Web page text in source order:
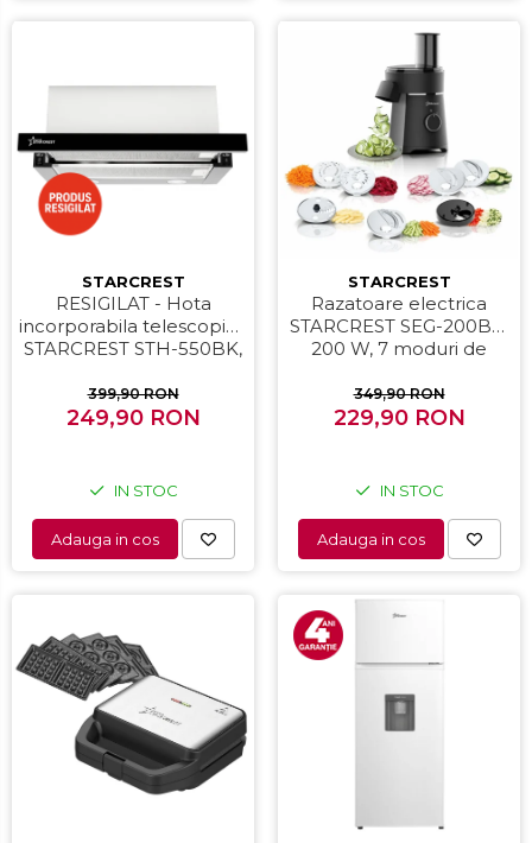
STARCREST
RESIGILAT - Hota
incorporabila telescopica
STARCREST STH-550BK,
m3/h, 1 Motor, 2 Trepte
putere, 60 cm, Negru
399,90 RON
249,90 RON
IN STOC
Adauga in cos
STARCREST
Razatoare electrica
STARCREST SEG-200BK,
200 W, 7 moduri de
349,90 RON
229,90 RON
IN STOC
Adauga in cos